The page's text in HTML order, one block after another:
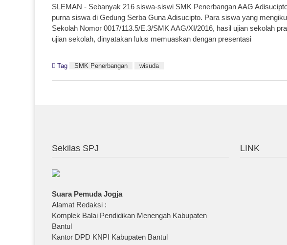
SLEMAN - Sebanyak 216 siswa-siswi SMK Penerbangan AAG
purna siswa di Gedung Serba Guna Adisucipto. Para siswa yang
Sekolah Nomor 0017/113.5/E.3/SMK AAG/XI/2016, hasil ujian sekolah
ujian sekolah, dinyatakan lulus memuaskan dengan presentasi
Tag SMK Penerbangan wisuda
Sekilas SPJ
Suara Pemuda Jogja
Alamat Redaksi :
Komplek Balai Pendidikan Menengah Kabupaten
Bantul
Kantor DPD KNPI Kabupaten Bantul
LINK